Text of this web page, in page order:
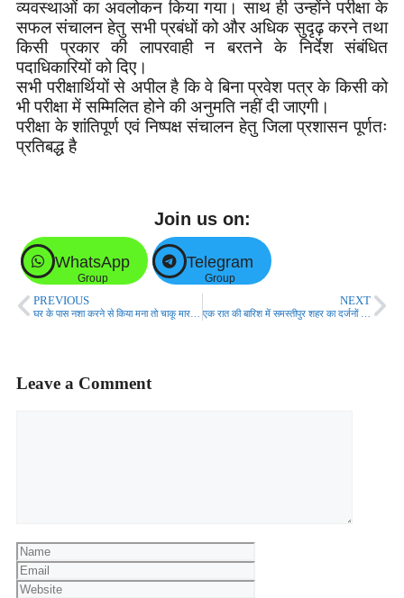
व्यवस्थाओं का अवलोकन किया गया। साथ ही उन्होंने परीक्षा के
सफल संचालन हेतु सभी प्रबंधों को और अधिक सुदृढ़ करने तथा
किसी प्रकार की लापरवाही न बरतने के निर्देश संबंधित
पदाधिकारियों को दिए।
सभी परीक्षार्थियों से अपील है कि वे बिना प्रवेश पत्र के किसी को
भी परीक्षा में सम्मिलित होने की अनुमति नहीं दी जाएगी।
परीक्षा के शांतिपूर्ण एवं निष्पक्ष संचालन हेतु जिला प्रशासन पूर्णतः
प्रतिबद्ध है
Join us on:
WhatsApp
Group
Telegram
Group
PREVIOUS
NEXT
Leave a Comment